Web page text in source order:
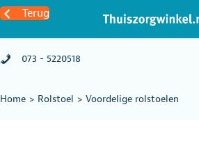
Terug
073 - 5220518
Home > Rolstoel > Voordelige rolstoelen